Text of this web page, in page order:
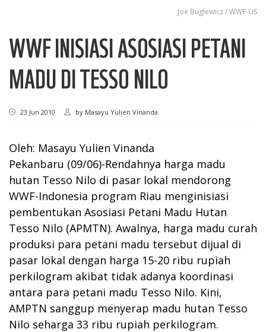
Joe Buglewicz / WWF-US
WWF INISIASI ASOSIASI PETANI
MADU DI TESSO NILO
23 Jun 2010 by Masayu Yulien Vinanda
Oleh: Masayu Yulien Vinanda
Pekanbaru (09/06)-Rendahnya harga madu
hutan Tesso Nilo di pasar lokal mendorong
WWF-Indonesia program Riau menginisiasi
pembentukan Asosiasi Petani Madu Hutan
Tesso Nilo (APMTN). Awalnya, harga madu curah
produksi para petani madu tersebut dijual di
pasar lokal dengan harga 15-20 ribu rupiah
perkilogram akibat tidak adanya koordinasi
antara para petani madu Tesso Nilo. Kini,
AMPTN sanggup menyerap madu hutan Tesso
Nilo seharga 33 ribu rupiah perkilogram.